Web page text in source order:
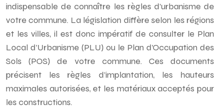
indispensable de connaître les règles d’urbanisme de
votre commune. La législation diffère selon les régions
et les villes, il est donc impératif de consulter le Plan
Local d’Urbanisme (PLU) ou le Plan d’Occupation des
Sols (POS) de votre commune. Ces documents
précisent les règles d’implantation, les hauteurs
maximales autorisées, et les matériaux acceptés pour
les constructions.